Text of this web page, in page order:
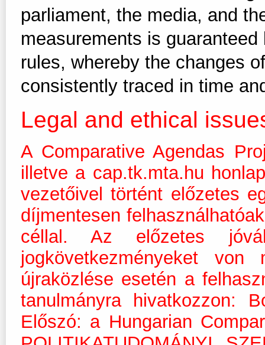
parliament, the media, and
measurements is
rules, whereby the changes
consistently traced in time
Legal and ethical
A Comparative Agendas
illetve a cap.tk.mta.hu
vezetőivel történt előzetes
díjmentesen
céllal. Az előzetes
jogkövetkezményeket
újraközlése esetén a
tanulmányra hivatkozzon:
Előszó: a Hungarian